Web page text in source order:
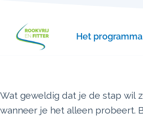
Het programma